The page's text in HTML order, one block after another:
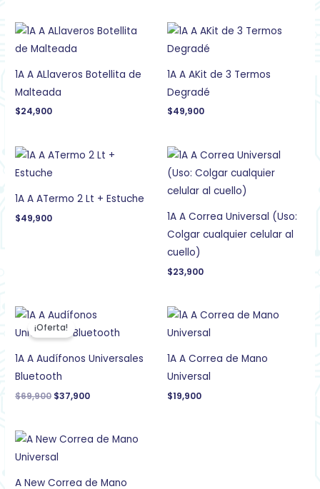
1A A ALlaveros Botellita de
Malteada
$24,900
1A A AKit de 3 Termos
Degradé
$49,900
1A A ATermo 2 Lt + Estuche
$49,900
1A A Correa Universal (Uso:
Colgar cualquier celular al
cuello)
$23,900
¡Oferta!
1A A Audífonos Universales
Bluetooth
$69,900
El
precio
original
$69,900.
$37,900
El
precio
actual
$37,900.
1A A Correa de Mano
Universal
$19,900
A New Correa de Mano